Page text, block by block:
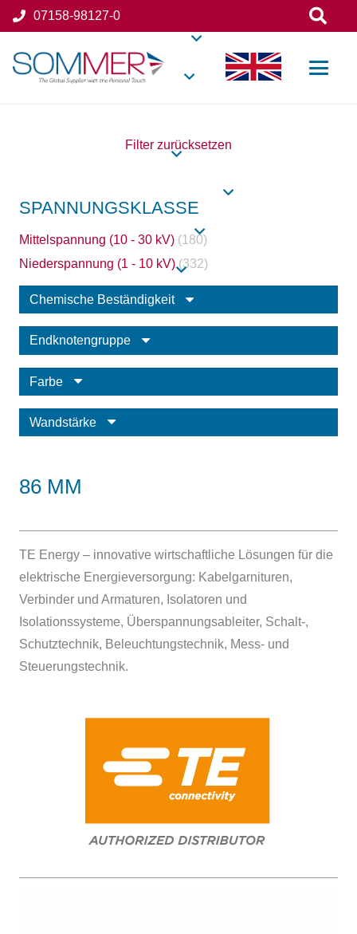
07158-98127-0
Filter zurücksetzen
SPANNUNGSKLASSE
Mittelspannung (10 - 30 kV) (180)
Niederspannung (1 - 10 kV) (332)
Chemische Beständigkeit
Endknotengruppe
Farbe
Wandstärke
86 MM
TE Energy – innovative wirtschaftliche Lösungen für die
elektrische Energieversorgung: Kabelgarnituren,
Verbinder und Armaturen, Isolatoren und
Isolationssysteme, Überspannungsableiter, Schalt-,
Schutztechnik, Beleuchtungstechnik, Mess- und
Steuerungstechnik.